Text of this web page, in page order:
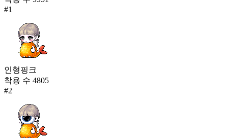
#1
인형핑크
착용 수 4805
#2